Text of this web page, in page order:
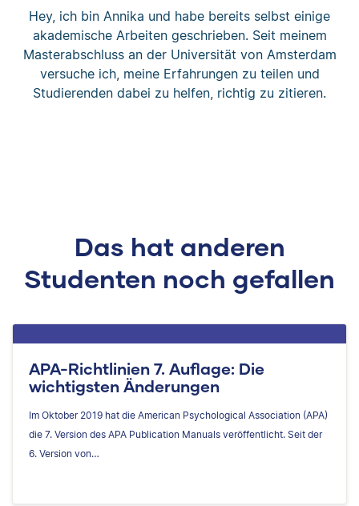
Hey, ich bin Annika und habe bereits selbst einige
akademische Arbeiten geschrieben. Seit meinem
Masterabschluss an der Universität von Amsterdam
versuche ich, meine Erfahrungen zu teilen und
Studierenden dabei zu helfen, richtig zu zitieren.
Das hat anderen
Studenten noch gefallen
APA-Richtlinien 7. Auflage: Die
wichtigsten Änderungen
Im Oktober 2019 hat die American Psychological Association (APA)
die 7. Version des APA Publication Manuals veröffentlicht. Seit der
6. Version von…